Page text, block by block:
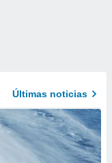
Últimas noticias